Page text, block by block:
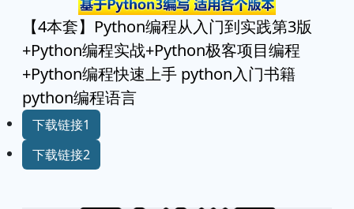
【4本套】Python编程从入门到实践第3版
+Python编程实战+Python极客项目编程
+Python编程快速上手 python入门书籍
python编程语言
下载链接1
下载链接2